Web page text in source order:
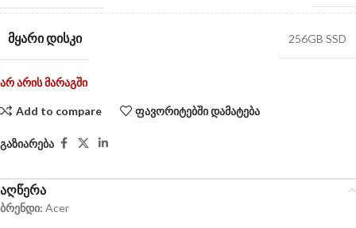
ᲛᲧᲐᲠᲘ ᲓᲘᲡᲙᲘ 256GB SSD
არ არის მარაგში
Add to compare ფავორიტებში დამატება
გაზიარება
აღწერა
ბრენდი: Acer